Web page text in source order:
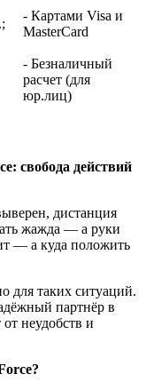
- Картами Visa и
MasterCard
- Безналичный
расчет (для
юр.лиц)
свобода действий
дистанция
жажда — а руки
— а куда положить
для таких ситуаций.
партнёр в
неудобств и